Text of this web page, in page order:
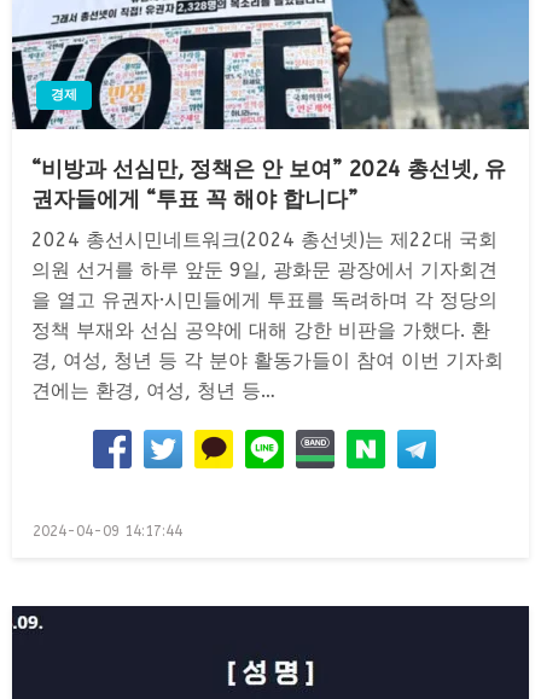
경제
“비방과 선심만, 정책은 안 보여” 2024 총선넷, 유
권자들에게 “투표 꼭 해야 합니다”
2024 총선시민네트워크(2024 총선넷)는 제22대 국회
의원 선거를 하루 앞둔 9일, 광화문 광장에서 기자회견
을 열고 유권자·시민들에게 투표를 독려하며 각 정당의
정책 부재와 선심 공약에 대해 강한 비판을 가했다. 환
경, 여성, 청년 등 각 분야 활동가들이 참여 이번 기자회
견에는 환경, 여성, 청년 등…
Posted
2024-04-09 14:17:44